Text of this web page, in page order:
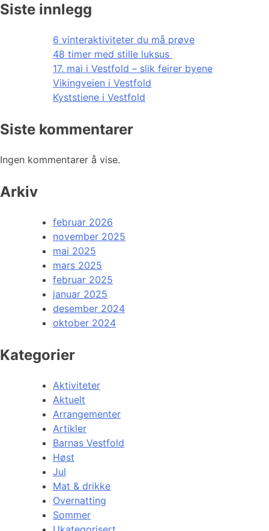
Siste innlegg
6 vinteraktiviteter du må prøve
48 timer med stille luksus
17. mai i Vestfold – slik feirer byene
Vikingveien i Vestfold
Kyststiene i Vestfold
Siste kommentarer
Ingen kommentarer å vise.
Arkiv
februar 2026
november 2025
mai 2025
mars 2025
februar 2025
januar 2025
desember 2024
oktober 2024
Kategorier
Aktiviteter
Aktuelt
Arrangementer
Artikler
Barnas Vestfold
Høst
Jul
Mat & drikke
Overnatting
Sommer